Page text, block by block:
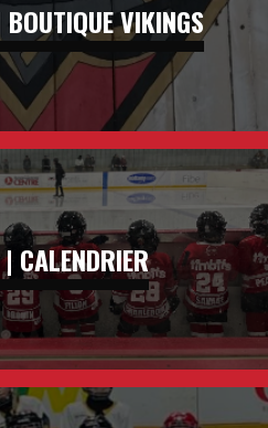
VIKINGS
CALENDRIER